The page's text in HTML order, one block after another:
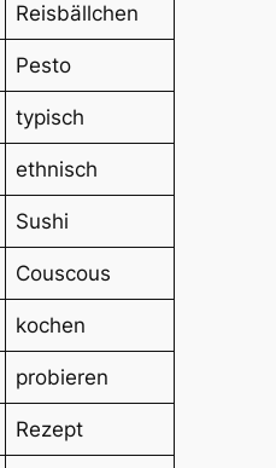
Reisbällchen
Pesto
typisch
ethnisch
Sushi
Couscous
kochen
probieren
Rezept